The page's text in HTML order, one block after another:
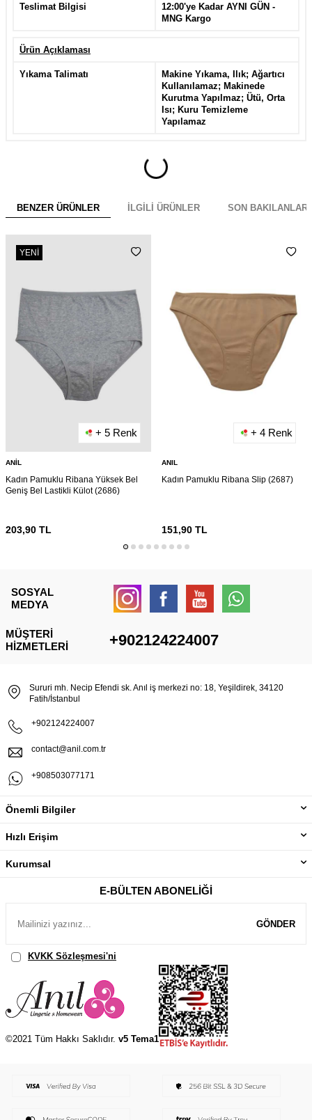
Teslimat Bilgisi
12:00'ye Kadar AYNI GÜN -
MNG Kargo
Ürün Açıklaması
Yıkama Talimatı
Makine Yıkama, Ilık; Ağartıcı
Kullanılamaz; Makinede
Kurutma Yapılmaz; Ütü, Orta
Isı; Kuru Temizleme
Yapılamaz
BENZER ÜRÜNLER İLGILI ÜRÜNLER SON BAKILANLAR
YENI
+ 5 Renk
ANIL
Kadın Pamuklu Ribana Yüksek Bel
Geniş Bel Lastikli Külot (2686)
203,90 TL
+ 4 Renk
ANIL
Kadın Pamuklu Ribana Slip (2687)
151,90TL
SOSYAL
MEDYA
MÜŞTERI
HIZMETLERI
+902124224007
Sururi mh. Necip Efendi sk. Anıl iş merkezi no: 18, Yeşildirek, 34120
Fatih/İstanbul
+902124224007
contact@anil.com.tr
+908503077171
Önemli Bilgiler
Hızlı Erişim
Kurumsal
E-BÜLTEN ABONELIĞI
GÖNDER
KVKK Sözleşmesi'ni
©2021 Tüm Hakkı Saklıdır. v5 Tema1